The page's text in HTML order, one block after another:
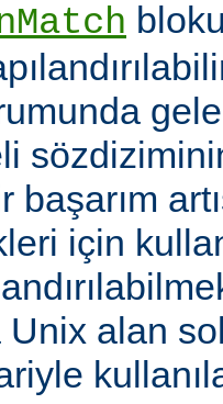
başarım
için
alan